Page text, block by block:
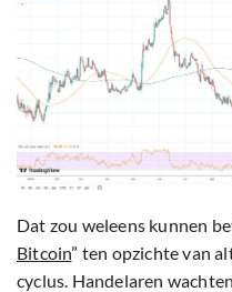
Dat zou weleens kunnen
Bitcoin” ten opzichte van
cyclus. Handelaren